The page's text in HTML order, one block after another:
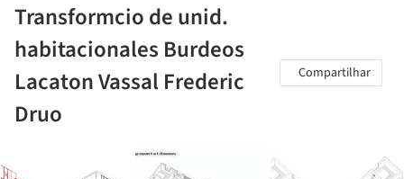
Transformcio de unid.
habitacionales Burdeos
Lacaton Vassal Frederic
Druo
Compartilhar